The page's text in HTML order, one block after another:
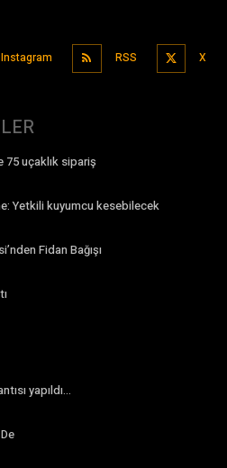
Instagram RSS X
75 uçaklık sipariş
Yetkili kuyumcu kesebilecek
Fidan Bağışı
yapıldı…